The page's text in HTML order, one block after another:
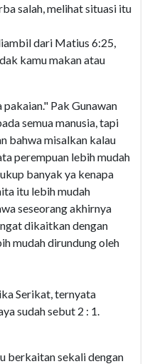
salah, melihat situasi itu
dari Matius 6:25
kamu makan atau
Pak Gunawan
semua manusia, tapi
bahwa misalkan kalau
perempuan lebih mudah
banyak ya kenapa
itu lebih mudah
seseorang akhirnya
dikaitkan dengan
mudah dirundung oleh
Serikat, ternyata
sudah sebut 2 : 1.
berkaitan sekali dengan